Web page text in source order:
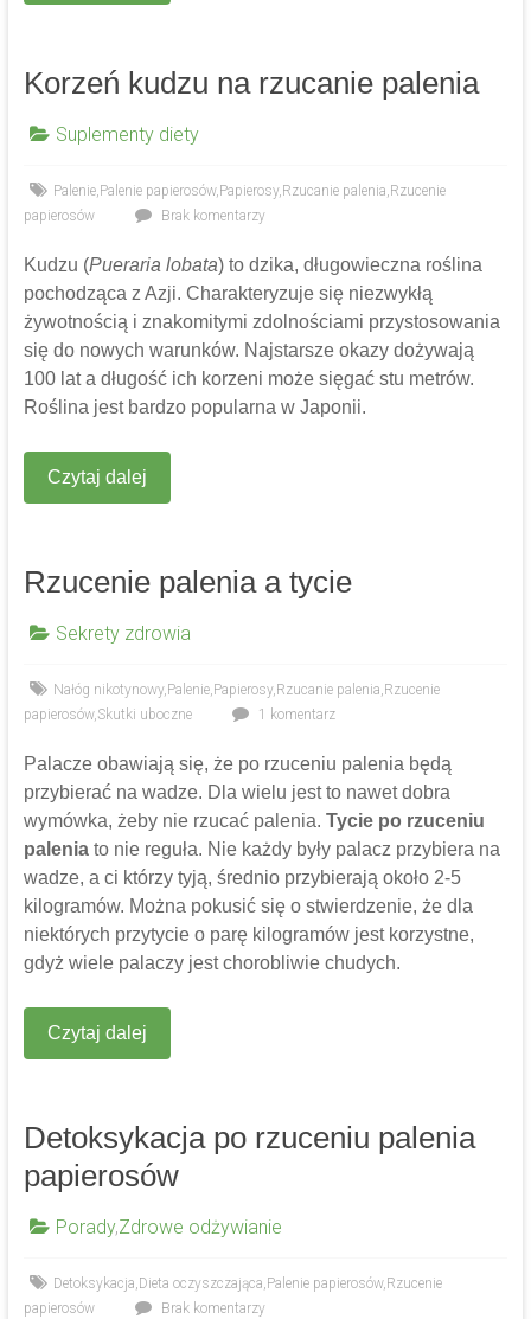
Korzeń kudzu na rzucanie palenia
Suplementy diety
Palenie, Palenie papierosów, Papierosy, Rzucanie palenia, Rzucenie
papierosów
Brak komentarzy
Kudzu (Pueraria lobata) to dzika, długowieczna roślina
pochodząca z Azji. Charakteryzuje się niezwykłą
żywotnością i znakomitymi zdolnościami przystosowania
się do nowych warunków. Najstarsze okazy dożywają
100 lat a długość ich korzeni może sięgać stu metrów.
Roślina jest bardzo popularna w Japonii.
Czytaj dalej
Rzucenie palenia a tycie
Sekrety zdrowia
Nałóg nikotynowy, Palenie, Papierosy, Rzucanie palenia, Rzucenie
papierosów,Skutki uboczne 1 komentarz
Palacze obawiają się, że po rzuceniu palenia będą
przybierać na wadze. Dla wielu jest to nawet dobra
wymówka, żeby nie rzucać palenia. Tycie po rzuceniu
paleniato nie reguła. Nie każdy były palacz przybiera na
wadze, a ci którzy tyją, średnio przybierają około 2-5
kilogramów. Można pokusić się o stwierdzenie, że dla
niektórych przytycie o parę kilogramów jest korzystne,
gdyż wiele palaczy jest chorobliwie chudych.
Czytaj dalej
Detoksykacja po rzuceniu palenia
papierosów
Porady,Zdrowe odżywianie
Detoksykacja, Dieta oczyszczająca, Palenie papierosów, Rzucenie
papierosów
Brak komentarzy